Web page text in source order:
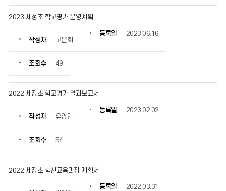
니
다.
2023 세정초 학교평가 운영계획
작성자 고은회
등록일 2023.06.16
조회수 49
2022 세정초 학교평가 결과보고서
작성자 유영민
등록일 2023.02.02
조회수 54
2022 세정초 혁신교육과정 계획서
등록일 2022.03.31